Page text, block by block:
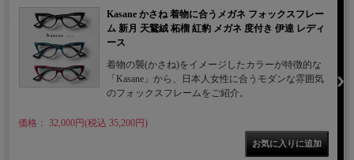
Kasane かさね 着物に合うメガネ フォックスフレー
ム 新月 天鵞絨 柘榴 紅豹 メガネ 度付き 伊達 レディ
ース
着物の襲(かさね)をイメージしたカラーが特徴的な
「Kasane」から、日本人女性に合うモダンな雰囲気
のフォックスフレームをご紹介。
価格： 32,000円(税込 35,200円)